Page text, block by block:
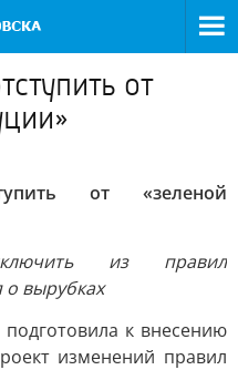
от
от «зеленой
из правил
о вырубках
к внесению
изменений правил